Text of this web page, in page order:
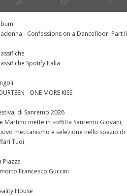
- Confessions on a Dancefloor: Part II
Spotify Italia
- ONE MORE KISS
di Sanremo 2026
Martino mette in soffitta Sanremo Giovani,
meccanismo e selezione nello spazio di
Tuoi
Piazza
Francesco Guccini
House